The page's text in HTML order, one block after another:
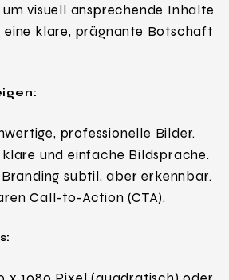
visuell ansprechende Inhalte
eine klare, prägnante Botschaft
professionelle Bilder.
und einfache Bildsprache.
subtil, aber erkennbar.
Call-to-Action (CTA).